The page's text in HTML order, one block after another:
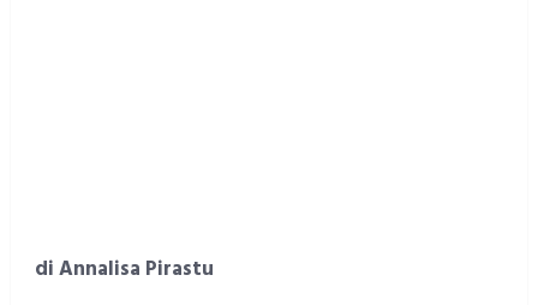
di Annalisa Pirastu